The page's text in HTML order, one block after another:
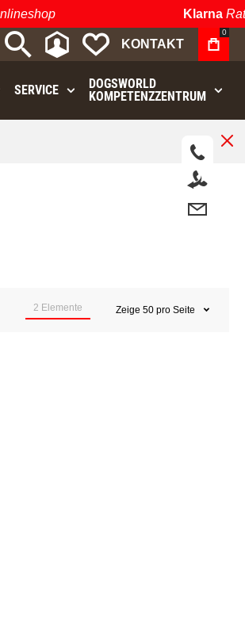
Klarna
MEIN KONTO
MEINE
KONTAKT
0
SERVICE
DOGSWORLD
KOMPETENZZENTRUM
2 Elemente Zeige 50 pro Seite